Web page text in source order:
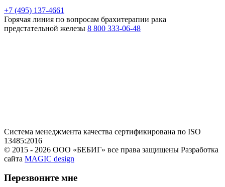
+7 (495) 137-4661
Горячая линия по вопросам брахитерапии рака
предстательной железы 8 800 333-06-48
Система менеджмента качества сертификирована по ISO
13485:2016
© 2015 - 2026 ООО «БЕБИГ» все права защищены Разработка
сайта MAGIC design
Перезвоните мне